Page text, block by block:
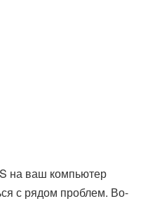
на ваш компьютер
с рядом проблем. Во-